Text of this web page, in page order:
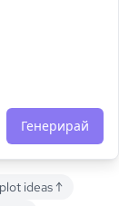
Генерирай
ideas↑